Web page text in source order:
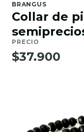
BRANGUS
Collar de
PRECIO
$37.900